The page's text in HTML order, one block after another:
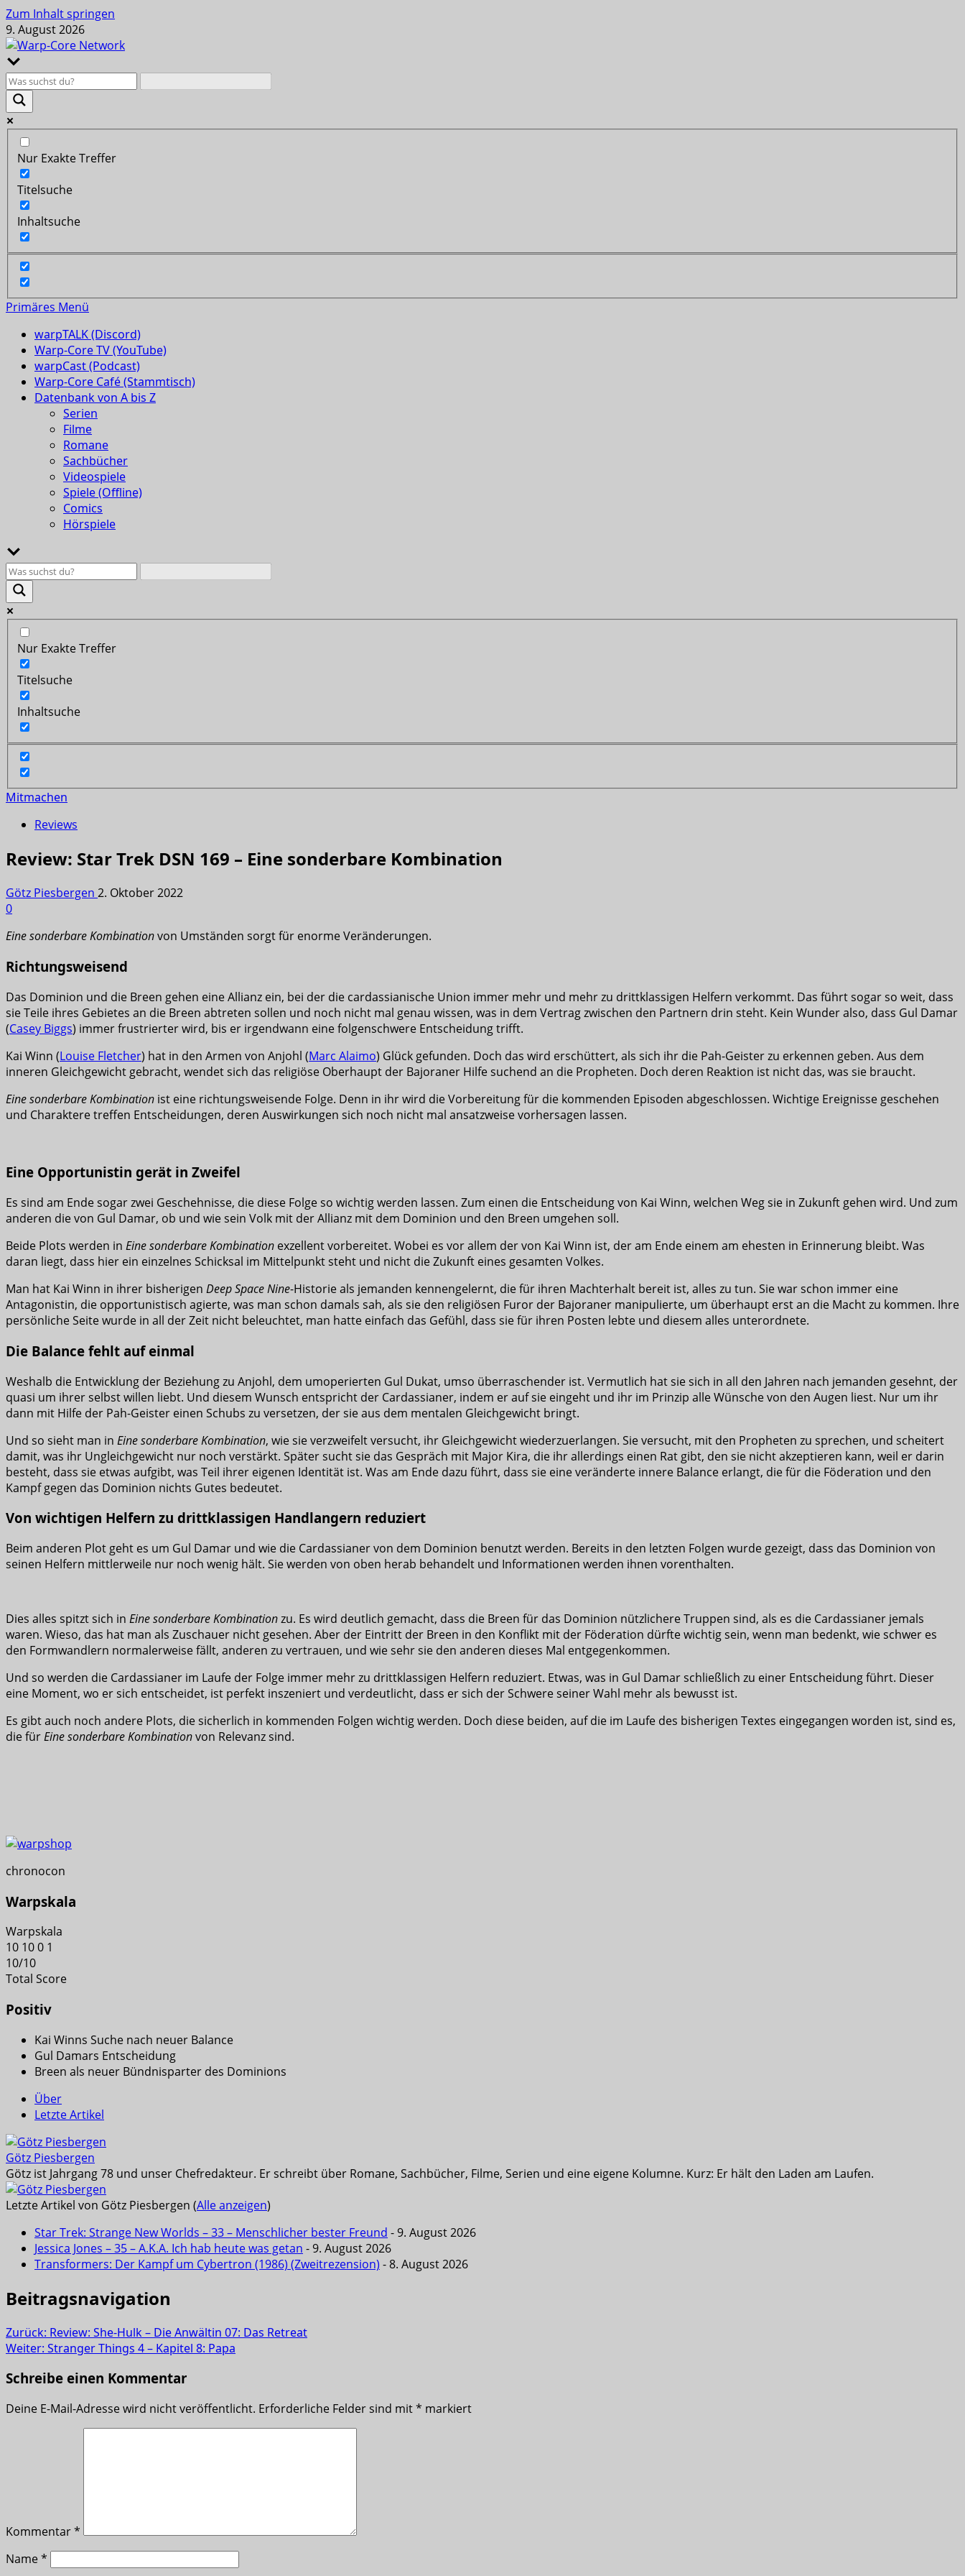
Zum Inhalt springen
9. August 2026
Nur Exakte Treffer
Titelsuche
Inhaltsuche
Primäres Menü
warpTALK (Discord)
Warp-Core TV (YouTube)
warpCast (Podcast)
Warp-Core Café (Stammtisch)
Datenbank von A bis Z
Serien
Filme
Romane
Sachbücher
Videospiele
Spiele (Offline)
Comics
Hörspiele
Nur Exakte Treffer
Titelsuche
Inhaltsuche
Mitmachen
Reviews
Review: Star Trek DSN 169 – Eine sonderbare Kombination
Götz Piesbergen 2. Oktober 2022
0
Eine sonderbare Kombinationvon Umständen sorgt für enorme Veränderungen.
Richtungsweisend
Das Dominion und die Breen gehen eine Allianz ein, bei der die cardassianische Union immer mehr und mehr zu drittklassigen Helfern verkommt. Das führt sogar so weit, dass
sie Teile ihres Gebietes an die Breen abtreten sollen und noch nicht mal genau wissen, was in dem Vertrag zwischen den Partnern drin steht. Kein Wunder also, dass Gul Damar
(Casey Biggs) immer frustrierter wird, bis er irgendwann eine folgenschwere Entscheidung trifft.
Kai Winn (Louise Fletcher) hat in den Armen von Anjohl (Marc Alaimo) Glück gefunden. Doch das wird erschüttert, als sich ihr die Pah-Geister zu erkennen geben. Aus dem
inneren Gleichgewicht gebracht, wendet sich das religiöse Oberhaupt der Bajoraner Hilfe suchend an die Propheten. Doch deren Reaktion ist nicht das, was sie braucht.
Eine sonderbare Kombination ist eine richtungsweisende Folge. Denn in ihr wird die Vorbereitung für die kommenden Episoden abgeschlossen. Wichtige Ereignisse geschehen
und Charaktere treffen Entscheidungen, deren Auswirkungen sich noch nicht mal ansatzweise vorhersagen lassen.
Eine Opportunistin gerät in Zweifel
Es sind am Ende sogar zwei Geschehnisse, die diese Folge so wichtig werden lassen. Zum einen die Entscheidung von Kai Winn, welchen Weg sie in Zukunft gehen wird. Und zum
anderen die von Gul Damar, ob und wie sein Volk mit der Allianz mit dem Dominion und den Breen umgehen soll.
Beide Plots werden in Eine sonderbare Kombination exzellent vorbereitet. Wobei es vor allem der von Kai Winn ist, der am Ende einem am ehesten in Erinnerung bleibt. Was
daran liegt, dass hier ein einzelnes Schicksal im Mittelpunkt steht und nicht die Zukunft eines gesamten Volkes.
Man hat Kai Winn in ihrer bisherigen Deep Space Nine-Historie als jemanden kennengelernt, die für ihren Machterhalt bereit ist, alles zu tun. Sie war schon immer eine
Antagonistin, die opportunistisch agierte, was man schon damals sah, als sie den religiösen Furor der Bajoraner manipulierte, um überhaupt erst an die Macht zu kommen. Ihre
persönliche Seite wurde in all der Zeit nicht beleuchtet, man hatte einfach das Gefühl, dass sie für ihren Posten lebte und diesem alles unterordnete.
Die Balance fehlt auf einmal
Weshalb die Entwicklung der Beziehung zu Anjohl, dem umoperierten Gul Dukat, umso überraschender ist. Vermutlich hat sie sich in all den Jahren nach jemanden gesehnt, der
quasi um ihrer selbst willen liebt. Und diesem Wunsch entspricht der Cardassianer, indem er auf sie eingeht und ihr im Prinzip alle Wünsche von den Augen liest. Nur um ihr
dann mit Hilfe der Pah-Geister einen Schubs zu versetzen, der sie aus dem mentalen Gleichgewicht bringt.
Und so sieht man in Eine sonderbare Kombination, wie sie verzweifelt versucht, ihr Gleichgewicht wiederzuerlangen. Sie versucht, mit den Propheten zu sprechen, und scheitert
damit, was ihr Ungleichgewicht nur noch verstärkt. Später sucht sie das Gespräch mit Major Kira, die ihr allerdings einen Rat gibt, den sie nicht akzeptieren kann, weil er darin
besteht, dass sie etwas aufgibt, was Teil ihrer eigenen Identität ist. Was am Ende dazu führt, dass sie eine veränderte innere Balance erlangt, die für die Föderation und den
Kampf gegen das Dominion nichts Gutes bedeutet.
Von wichtigen Helfern zu drittklassigen Handlangern reduziert
Beim anderen Plot geht es um Gul Damar und wie die Cardassianer von dem Dominion benutzt werden. Bereits in den letzten Folgen wurde gezeigt, dass das Dominion von
seinen Helfern mittlerweile nur noch wenig hält. Sie werden von oben herab behandelt und Informationen werden ihnen vorenthalten.
Dies alles spitzt sich in Eine sonderbare Kombinationzu. Es wird deutlich gemacht, dass die Breen für das Dominion nützlichere Truppen sind, als es die Cardassianer jemals
waren. Wieso, das hat man als Zuschauer nicht gesehen. Aber der Eintritt der Breen in den Konflikt mit der Föderation dürfte wichtig sein, wenn man bedenkt, wie schwer es
den Formwandlern normalerweise fällt, anderen zu vertrauen, und wie sehr sie den anderen dieses Mal entgegenkommen.
Und so werden die Cardassianer im Laufe der Folge immer mehr zu drittklassigen Helfern reduziert. Etwas, was in Gul Damar schließlich zu einer Entscheidung führt. Dieser
eine Moment, wo er sich entscheidet, ist perfekt inszeniert und verdeutlicht, dass er sich der Schwere seiner Wahl mehr als bewusst ist.
Es gibt auch noch andere Plots, die sicherlich in kommenden Folgen wichtig werden. Doch diese beiden, auf die im Laufe des bisherigen Textes eingegangen worden ist, sind es,
die fürEine sonderbare Kombinationvon Relevanz sind.
chronocon
Warpskala
Warpskala
10 100 1
10/10
Total Score
Positiv
Kai Winns Suche nach neuer Balance
Gul Damars Entscheidung
Breen als neuer Bündnisparter des Dominions
Über
Letzte Artikel
Götz Piesbergen
Götz ist Jahrgang 78 und unser Chefredakteur. Er schreibt über Romane, Sachbücher, Filme, Serien und eine eigene Kolumne. Kurz: Er hält den Laden am Laufen.
Letzte Artikel von Götz Piesbergen (Alle anzeigen)
Star Trek: Strange New Worlds – 33 – Menschlicher bester Freund - 9. August 2026
Jessica Jones – 35 – A.K.A. Ich hab heute was getan - 9. August 2026
Transformers: Der Kampf um Cybertron (1986) (Zweitrezension) - 8. August 2026
Beitragsnavigation
Zurück: Review: She-Hulk – Die Anwältin 07: Das Retreat
Weiter: Stranger Things 4 – Kapitel 8: Papa
Schreibe einen Kommentar
Deine E-Mail-Adresse wird nicht veröffentlicht. Erforderliche Felder sind mit* markiert
Kommentar*
Name*